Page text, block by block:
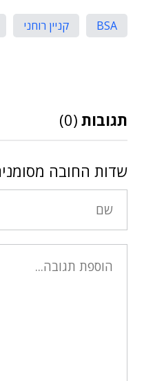
BSA קניין רוחני
תגובות (0)
שדות החובה